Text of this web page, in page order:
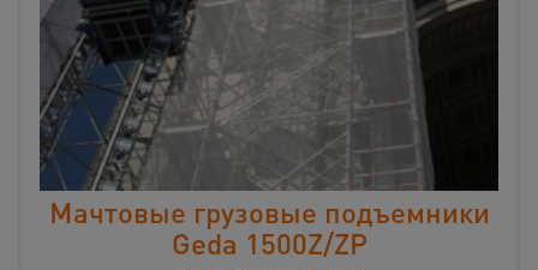
Мачтовые грузовые подъемники
Geda 1500Z/ZP